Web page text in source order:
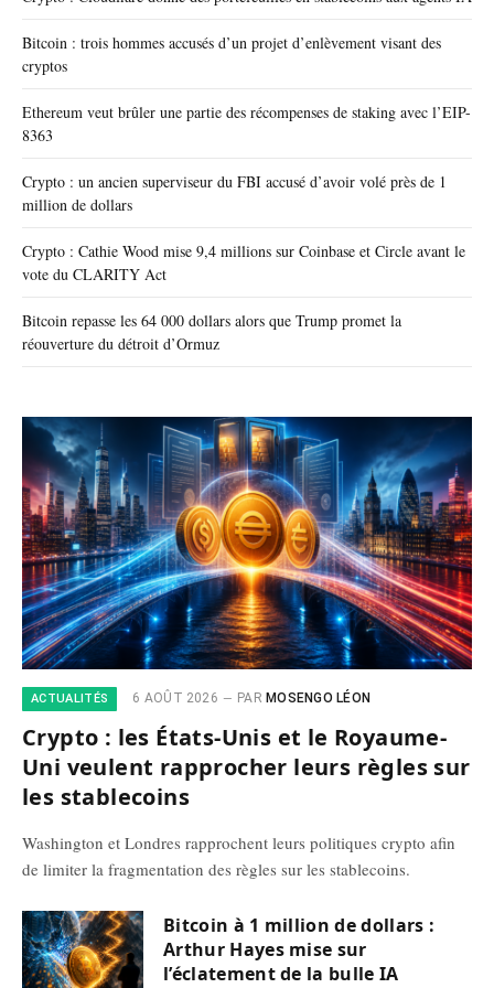
Bitcoin : trois hommes accusés d’un projet d’enlèvement visant des
cryptos
Ethereum veut brûler une partie des récompenses de staking avec l’EIP-
8363
Crypto : un ancien superviseur du FBI accusé d’avoir volé près de 1
million de dollars
Crypto : Cathie Wood mise 9,4 millions sur Coinbase et Circle avant le
vote du CLARITY Act
Bitcoin repasse les 64 000 dollars alors que Trump promet la
réouverture du détroit d’Ormuz
ACTUALITÉS 6 AOÛT 2026 PAR MOSENGO LÉON
Crypto : les États-Unis et le Royaume-
Uni veulent rapprocher leurs règles sur
les stablecoins
Washington et Londres rapprochent leurs politiques crypto afin
de limiter la fragmentation des règles sur les stablecoins.
Bitcoin à 1 million de dollars :
Arthur Hayes mise sur
l’éclatement de la bulle IA